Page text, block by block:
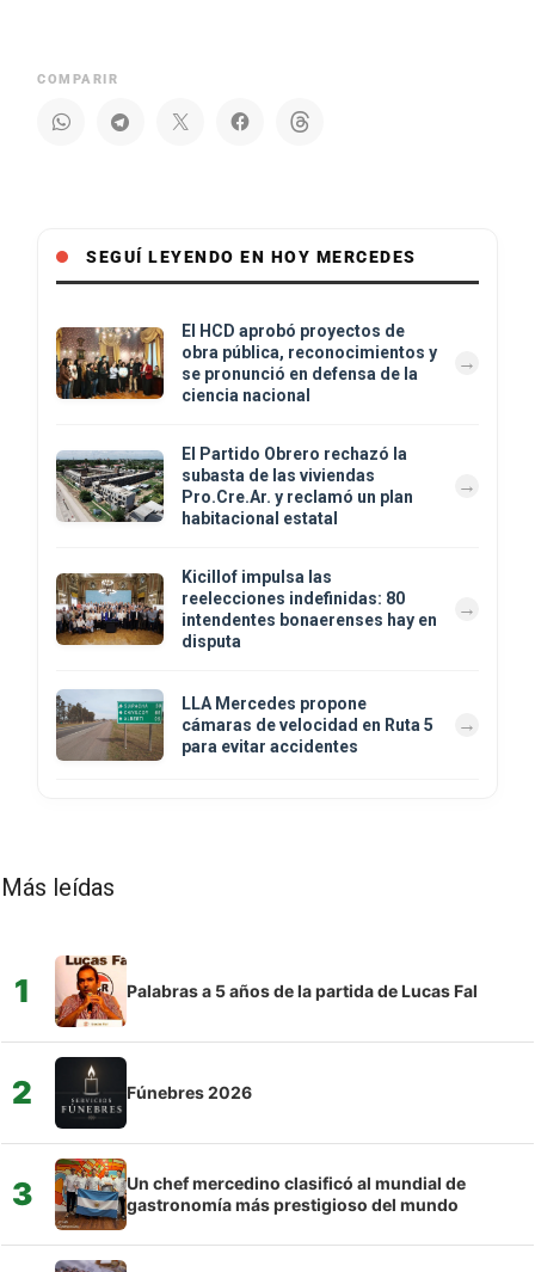
COMPARIR
SEGUÍ LEYENDO EN HOY MERCEDES
El HCD aprobó proyectos de
obra pública, reconocimientos y
se pronunció en defensa de la
ciencia nacional
El Partido Obrero rechazó la
subasta de las viviendas
Pro.Cre.Ar. y reclamó un plan
habitacional estatal
Kicillof impulsa las
reelecciones indefinidas: 80
intendentes bonaerenses hay en
disputa
LLA Mercedes propone
cámaras de velocidad en Ruta 5
para evitar accidentes
Más leídas
1 Palabras a 5 años de la partida de Lucas Fal
2 Fúnebres 2026
3
Un chef mercedino clasificó al mundial de
gastronomía más prestigioso del mundo